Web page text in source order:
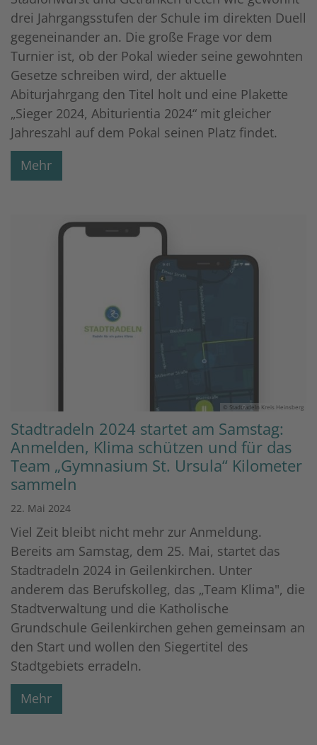
drei Jahrgangsstufen der Schule im direkten Duell
gegeneinander an. Die große Frage vor dem
Turnier ist, ob der Pokal wieder seine gewohnten
Gesetze schreiben wird, der aktuelle
Abiturjahrgang den Titel holt und eine Plakette
„Sieger 2024, Abiturientia 2024“ mit gleicher
Jahreszahl auf dem Pokal seinen Platz findet.
Mehr
© Stadtradeln Kreis Heinsberg
Stadtradeln 2024 startet am Samstag:
Anmelden, Klima schützen und für das
Team „Gymnasium St. Ursula“ Kilometer
sammeln
22. Mai 2024
Viel Zeit bleibt nicht mehr zur Anmeldung.
Bereits am Samstag, dem 25. Mai, startet das
Stadtradeln 2024 in Geilenkirchen. Unter
anderem das Berufskolleg, das „Team Klima", die
Stadtverwaltung und die Katholische
Grundschule Geilenkirchen gehen gemeinsam an
den Start und wollen den Siegertitel des
Stadtgebiets erradeln.
Mehr